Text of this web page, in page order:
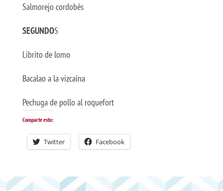
Salmorejo cordobés
SEGUNDOS
Librito de lomo
Bacalao a la vizcaína
Pechuga de pollo al roquefort
Comparte esto:
Twitter Facebook